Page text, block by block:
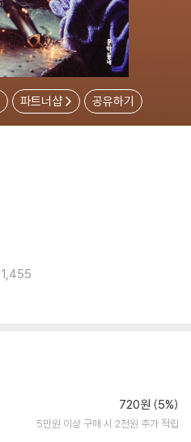
파트너샵 공유하기
1,455
720원 (5%)
5만원 이상 구매 시 2천원 추가 적립